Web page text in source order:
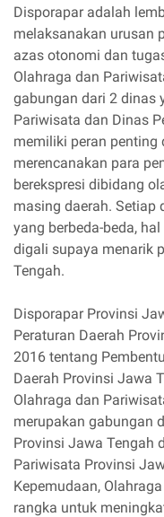
Disporapar adalah
melaksanakan urusan
azas otonomi dan
Olahraga dan
gabungan dari 2 dinas
Pariwisata dan Dinas
memiliki peran
merencanakan para
berekspresi dibidang
masing daerah. Setiap
yang berbeda-beda,
digali supaya menarik
Tengah.
Disporapar Provinsi
Peraturan Daerah
2016 tentang
Daerah Provinsi Jawa
Olahraga dan
merupakan gabungan
Provinsi Jawa Tengah
Pariwisata Provinsi
Kepemudaan,
rangka untuk